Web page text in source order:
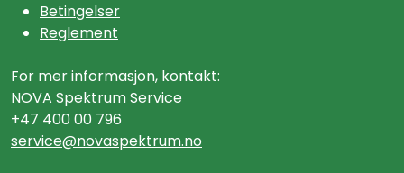
Betingelser
Reglement
For mer informasjon, kontakt:
NOVA Spektrum Service
+47 400 00 796
service@novaspektrum.no